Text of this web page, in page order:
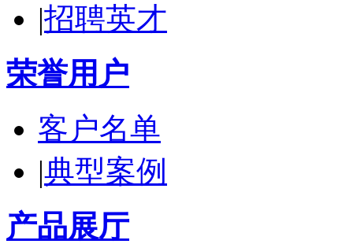
|招聘英才
荣誉用户
客户名单
|典型案例
产品展厅